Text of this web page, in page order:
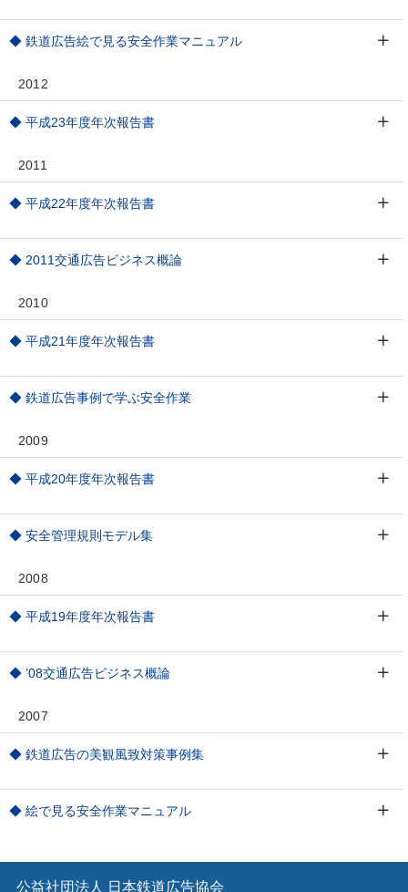
◆ 鉄道広告絵で見る安全作業マニュアル
2012
◆ 平成23年度年次報告書
2011
◆ 平成22年度年次報告書
◆ 2011交通広告ビジネス概論
2010
◆ 平成21年度年次報告書
◆ 鉄道広告事例で学ぶ安全作業
2009
◆ 平成20年度年次報告書
◆ 安全管理規則モデル集
2008
◆ 平成19年度年次報告書
◆ ’08交通広告ビジネス概論
2007
◆ 鉄道広告の美観風致対策事例集
◆ 絵で見る安全作業マニュアル
公益社団法人 日本鉄道広告協会